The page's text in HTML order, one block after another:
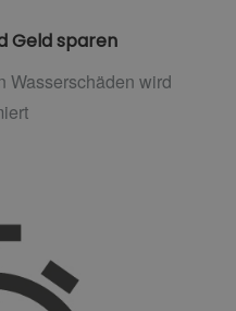
Geld sparen
Wasserschäden wird